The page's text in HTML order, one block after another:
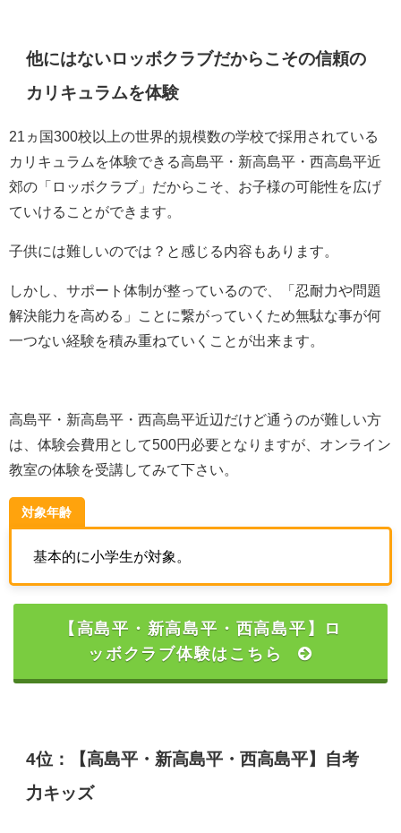
他にはないロッボクラブだからこその信頼の
カリキュラムを体験
21ヵ国300校以上の世界的規模数の学校で採用されている
カリキュラムを体験できる高島平・新高島平・西高島平近
郊の「ロッボクラブ」だからこそ、お子様の可能性を広げ
ていけることができます。
子供には難しいのでは？と感じる内容もあります。
しかし、サポート体制が整っているので、「忍耐力や問題
解決能力を高める」ことに繋がっていくため無駄な事が何
一つない経験を積み重ねていくことが出来ます。
高島平・新高島平・西高島平近辺だけど通うのが難しい方
は、体験会費用として500円必要となりますが、オンライン
教室の体験を受講してみて下さい。
対象年齢
基本的に小学生が対象。
【高島平・新高島平・西高島平】ロ
ッボクラブ体験はこちら
4位：【高島平・新高島平・西高島平】自考
力キッズ